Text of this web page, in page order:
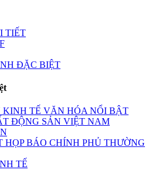
TIẾT
ĐẶC BIỆT
KINH TẾ VĂN HÓA NỔI BẬT
ĐỘNG SẢN VIỆT NAM
HỌP BÁO CHÍNH PHỦ THƯỜNG
TẾ